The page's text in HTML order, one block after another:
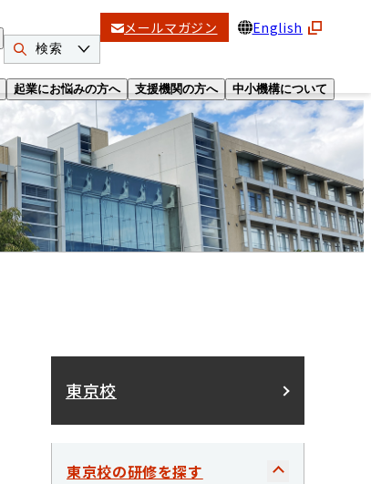
起業にお悩みの方へ 支援機関の方へ 中小機構について
検索
メールマガジン English
東京校
東京校の研修を探す